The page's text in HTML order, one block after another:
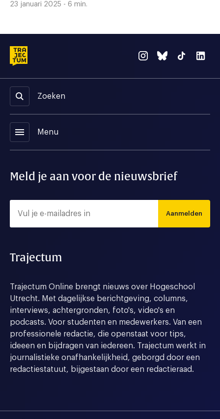
23 januari 2025 - 6 min.
Zoeken
menu Menu
Meld je aan voor de nieuwsbrief
Aanmelden
Trajectum
Trajectum Online brengt nieuws over Hogeschool
Utrecht. Met dagelijkse berichtgeving, columns,
interviews, achtergronden, foto's, video's en
podcasts. Voor studenten en medewerkers. Van een
professionele redactie, die openstaat voor tips,
ideeen en bijdragen van iedereen. Trajectum werkt in
journalistieke onafhankelijkheid, geborgd door een
redactiestatuut, bijgestaan door een redactieraad.